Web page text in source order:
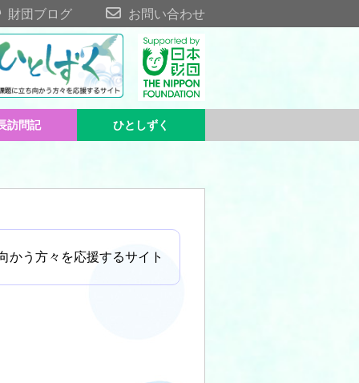
財団ブログ お問い合わせ
訪問記 ひとしずく
かう方々を応援するサイト